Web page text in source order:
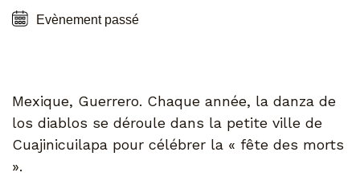
Evènement passé
Mexique, Guerrero. Chaque année, la danza de
los diablos se déroule dans la petite ville de
Cuajinicuilapa pour célébrer la « fête des morts
».